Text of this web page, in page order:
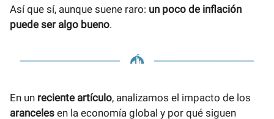
Así que sí, aunque suene raro: un poco de inflación
puede ser algo bueno.
En un reciente artículo, analizamos el impacto de los
aranceles en la economía global y por qué siguen